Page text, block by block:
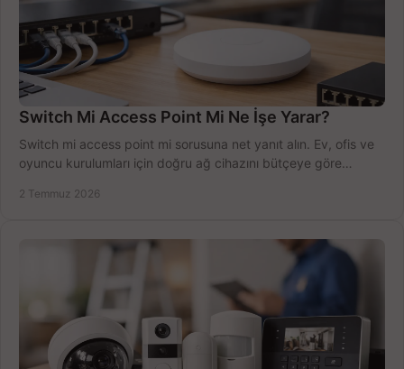
Switch Mi Access Point Mi Ne İşe Yarar?
Switch mi access point mi sorusuna net yanıt alın. Ev, ofis ve
oyuncu kurulumları için doğru ağ cihazını bütçeye göre
2 Temmuz 2026